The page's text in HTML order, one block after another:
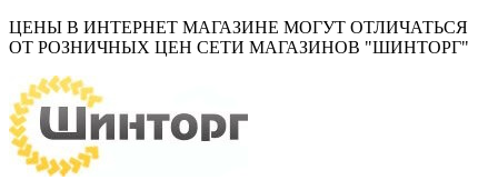
ЦЕНЫ В ИНТЕРНЕТ МАГАЗИНЕ МОГУТ ОТЛИЧАТЬСЯ
ОТ РОЗНИЧНЫХ ЦЕН СЕТИ МАГАЗИНОВ "ШИНТОРГ"